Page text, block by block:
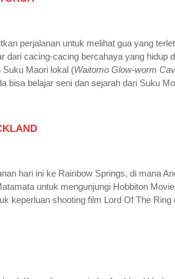
perjalanan untuk melihat gua yang
dari cacing-cacing bercahaya yang
Suku Maori lokal (Waitomo Glow-worm
bisa belajar seni dan sejarah dari Suku
hari ini ke Rainbow Springs, di mana
untuk mengunjungi Hobbiton
keperluan shooting film Lord Of The